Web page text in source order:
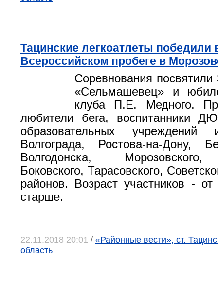
Тацинские легкоатлеты победили
Всероссийском пробеге в
Соревнования посвятили
«Сельмашевец» и
клуба П.Е. Медного.
любители бега, воспитанники
образовательных
Волгограда, Ростова-на-Дону,
Волгодонска,
Боковского, Тарасовского,
районов. Возраст участников -
старше.
22.11.2018 20:01 / «Районные вести», ст.
область